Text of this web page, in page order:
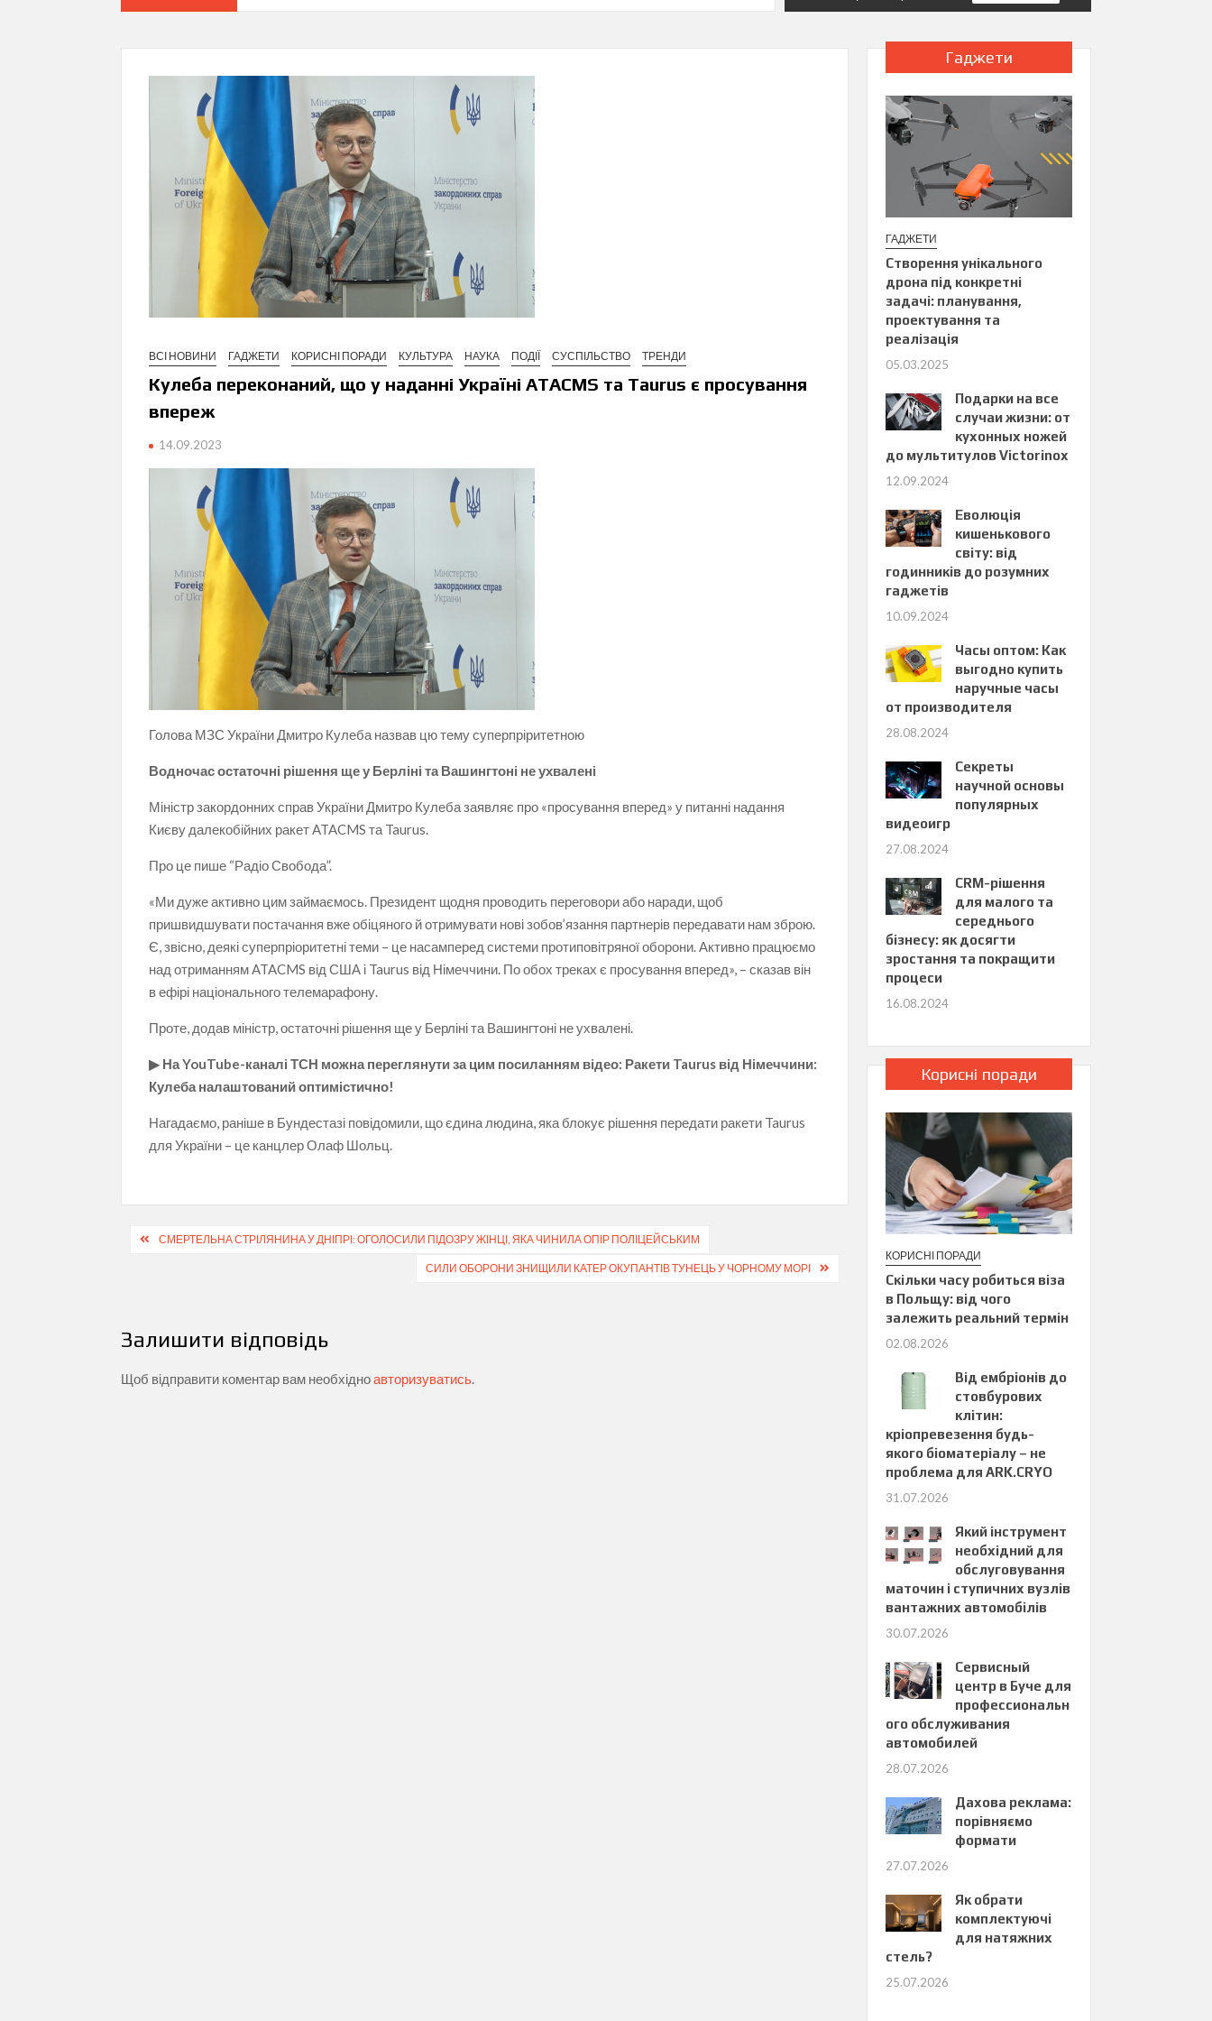
ВСІ НОВИНИ ГАДЖЕТИ КОРИСНІ ПОРАДИ КУЛЬТУРА НАУКА ПОДІЇ СУСПІЛЬСТВО ТРЕНДИ
Кулеба переконаний, що у наданні Україні ATACMS та Taurus є просування
впереж
14.09.2023
Голова МЗС України Дмитро Кулеба назвав цю тему суперпріритетною
Водночас остаточні рішення ще у Берліні та Вашингтоні не ухвалені
Міністр закордонних справ України Дмитро Кулеба заявляє про «просування вперед» у питанні надання
Києву далекобійних ракет ATACMS та Taurus.
Про це пише “Радіо Свобода”.
«Ми дуже активно цим займаємось. Президент щодня проводить переговори або наради, щоб
пришвидшувати постачання вже обіцяного й отримувати нові зобов’язання партнерів передавати нам зброю.
Є, звісно, деякі суперпріоритетні теми – це насамперед системи протиповітряної оборони. Активно працюємо
над отриманням ATACMS від США і Taurus від Німеччини. По обох треках є просування вперед», – сказав він
в ефірі національного телемарафону.
Проте, додав міністр, остаточні рішення ще у Берліні та Вашингтоні не ухвалені.
▶ На YouTube-каналі ТСН можна переглянути за цим посиланням відео: Ракети Taurus від Німеччини:
Кулеба налаштований оптимістично!
Нагадаємо, раніше в Бундестазі повідомили, що єдина людина, яка блокує рішення передати ракети Taurus
для України – це канцлер Олаф Шольц.
Навігація
СМЕРТЕЛЬНА СТРІЛЯНИНА У ДНІПРІ: ОГОЛОСИЛИ ПІДОЗРУ ЖІНЦІ, ЯКА ЧИНИЛА ОПІР ПОЛІЦЕЙСЬКИМ
СИЛИ ОБОРОНИ ЗНИЩИЛИ КАТЕР ОКУПАНТІВ ТУНЕЦЬ У ЧОРНОМУ МОРІ
Залишити відповідь
Щоб відправити коментар вам необхідноавторизуватись.
Гаджети
ГАДЖЕТИ
Створення унікального
дрона під конкретні
задачі: планування,
проектування та
реалізація
05.03.2025
Подарки на все
случаи жизни: от
кухонных ножей
до мультитулов Victorinox
12.09.2024
Еволюція
кишенькового
світу: від
годинників до розумних
гаджетів
10.09.2024
Часы оптом: Как
выгодно купить
наручные часы
от производителя
28.08.2024
Секреты
научной основы
популярных
видеоигр
27.08.2024
CRM-рішення
для малого та
середнього
бізнесу: як досягти
зростання та покращити
процеси
16.08.2024
Корисні поради
КОРИСНІ ПОРАДИ
Скільки часу робиться віза
в Польщу: від чого
залежить реальний термін
02.08.2026
Від ембріонів до
стовбурових
клітин:
кріопревезення будь-
якого біоматеріалу – не
проблема для ARK.CRYO
31.07.2026
Який інструмент
необхідний для
обслуговування
маточин і ступичних вузлів
вантажних автомобілів
30.07.2026
Сервисный
центр в Буче для
профессиональн
ого обслуживания
автомобилей
28.07.2026
Дахова реклама:
порівняємо
формати
27.07.2026
Як обрати
комплектуючі
для натяжних
стель?
25.07.2026